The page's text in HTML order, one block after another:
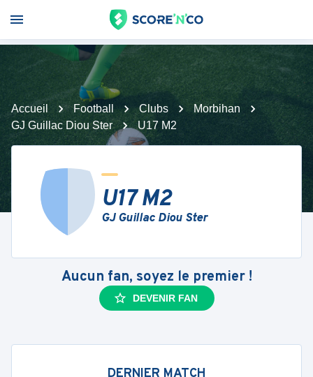
Accueil Football Clubs
Morbihan
GJ Guillac Diou Ster
U17 M2
U17 M2
GJ Guillac Diou Ster
Aucun fan, soyez le premier !
DEVENIR FAN